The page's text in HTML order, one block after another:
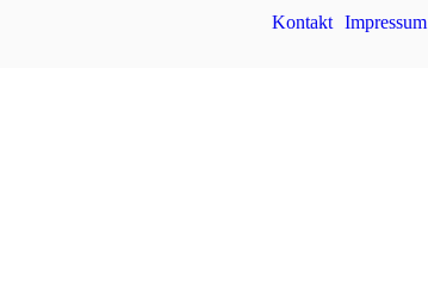
Kontakt Impressum